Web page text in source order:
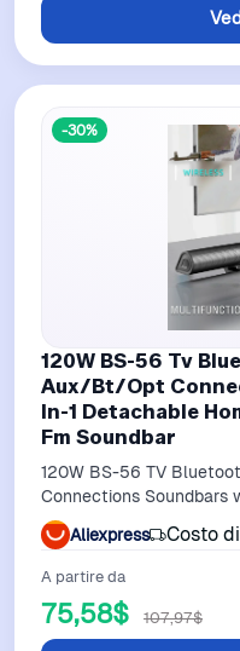
-30%
120W BS-56 Tv
Aux/Bt/Opt
In-1 Detachable
Fm Soundbar
120W BS-56 TV
Connections Soundbars
Cinema Sound System
Aliexpress Costo
A partire da
75,58$ 107,97$